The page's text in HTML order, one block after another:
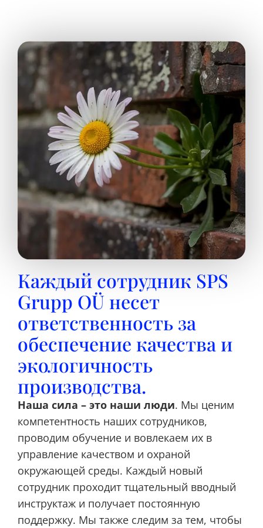
Каждый сотрудник SPS
Grupp OÜ несет
ответственность за
обеспечение качества и
экологичность
производства.
Наша сила – это наши люди. Мы ценим
компетентность наших сотрудников,
проводим обучение и вовлекаем их в
управление качеством и охраной
окружающей среды. Каждый новый
сотрудник проходит тщательный вводный
инструктаж и получает постоянную
поддержку. Мы также следим за тем, чтобы